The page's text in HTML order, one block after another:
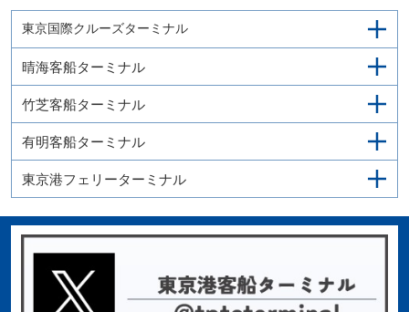
東京国際クルーズターミナル
晴海客船ターミナル
竹芝客船ターミナル
有明客船ターミナル
東京港フェリーターミナル